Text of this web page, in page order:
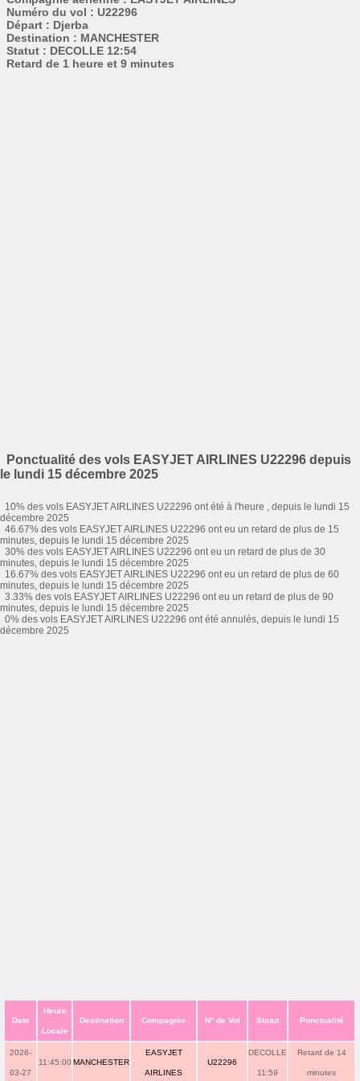
Numéro du vol : U22296
Départ : Djerba
Destination : MANCHESTER
Statut : DECOLLE 12:54
Retard de 1 heure et 9 minutes
Ponctualité des vols EASYJET AIRLINES U22296 depuis
le lundi 15 décembre 2025
10% des vols EASYJET AIRLINES U22296 ont été à l'heure , depuis le lundi 15
décembre 2025
46.67% des vols EASYJET AIRLINES U22296 ont eu un retard de plus de 15
minutes, depuis le lundi 15 décembre 2025
30% des vols EASYJET AIRLINES U22296 ont eu un retard de plus de 30
minutes, depuis le lundi 15 décembre 2025
16.67% des vols EASYJET AIRLINES U22296 ont eu un retard de plus de 60
minutes, depuis le lundi 15 décembre 2025
3.33% des vols EASYJET AIRLINES U22296 ont eu un retard de plus de 90
minutes, depuis le lundi 15 décembre 2025
0% des vols EASYJET AIRLINES U22296 ont été annulés, depuis le lundi 15
décembre 2025
Date
Heure
Locale
Destination Compagnie N° de Vol Statut Ponctualité
2026-
03-27
11:45:00 MANCHESTER
EASYJET
AIRLINES
U22296
DECOLLE
11:59
Retard de 14
minutes